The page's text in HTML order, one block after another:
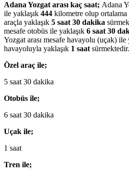
Adana Yozgat arası kaç saat; Adana
ile yaklaşık 444 kilometre olup ortalama
araçla yaklaşık 5 saat 30 dakika
mesafe otobüs ile yaklaşık 6 saat 30
Yozgat arası mesafe havayolu (uçak)
havayoluyla yaklaşık 1 saat sürmektedir.
Özel araç ile;
5 saat 30 dakika
Otobüs ile;
6 saat 30 dakika
Uçak ile;
1 saat
Tren ile;